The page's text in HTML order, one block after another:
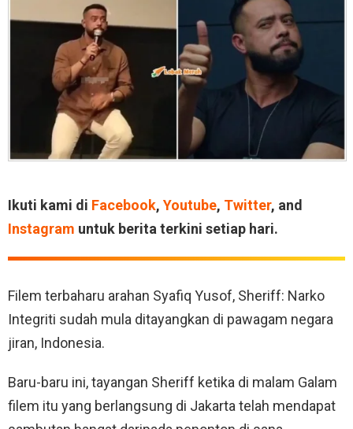
Ikuti kami di Facebook, Youtube, Twitter, and
Instagram untuk berita terkini setiap hari.
Filem terbaharu arahan Syafiq Yusof, Sheriff: Narko
Integriti sudah mula ditayangkan di pawagam negara
jiran, Indonesia.
Baru-baru ini, tayangan Sheriff ketika di malam Galam
filem itu yang berlangsung di Jakarta telah mendapat